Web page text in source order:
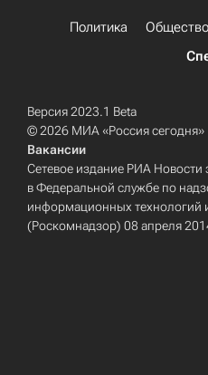
Политика Общество
Версия 2023.1 Beta
© 2026 МИА «Россия сегодня»
Вакансии
Сетевое издание РИА Новости
в Федеральной службе по
информационных технологий
(Роскомнадзор) 08 апреля